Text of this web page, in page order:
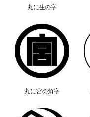
丸に生の字
丸に宮の角字